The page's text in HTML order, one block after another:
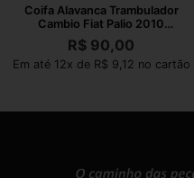
Coifa Alavanca Trambulador
Cambio Fiat Palio 2010
1001731010
R$ 90,00
Em até 12x de R$ 9,12 no cartão